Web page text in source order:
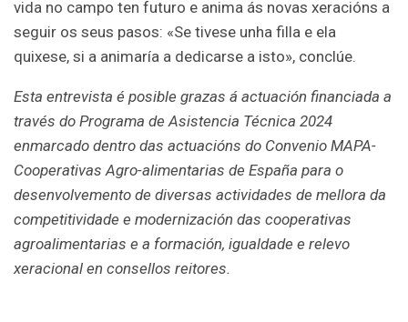
vida no campo ten futuro e anima ás novas xeracións a
seguir os seus pasos: «Se tivese unha filla e ela
quixese, si a animaría a dedicarse a isto», conclúe.
Esta entrevista é posible grazas á actuación financiada a
través do Programa de Asistencia Técnica 2024
enmarcado dentro das actuacións do Convenio MAPA-
Cooperativas Agro-alimentarias de España para o
desenvolvemento de diversas actividades de mellora da
competitividade e modernización das cooperativas
agroalimentarias e a formación, igualdade e relevo
xeracional en consellos reitores.